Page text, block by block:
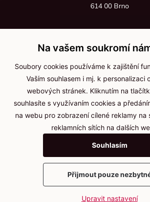
614 00 Brno
+420 736 535
Po - pá: 8:00 - 16:00
info@jma-kam.cz
Důležité informace
Ochrana osobních údajů
Cookies
2025 © Kameníčci s.r.o.
Na vašem soukromí
Soubory cookies používáme k zajištění
Vaším souhlasem i mj. k personalizaci
webových stránek. Kliknutím na
souhlasíte s využívaním cookies a
na webu pro zobrazení cílené reklamy na
reklamních sítích na dalších
Souhlasím
Přijmout pouze
Upravit nastavení